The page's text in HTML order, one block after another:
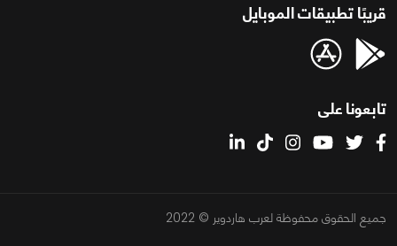
قريبًا تطبيقات الموبايل
تابعونا على
جميع الحقوق محفوظة لعرب هاردوير © 2022